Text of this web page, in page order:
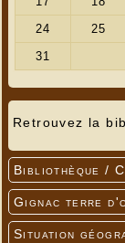
Retrouvez la
Bibliothèque /
Gignac terre
Situation